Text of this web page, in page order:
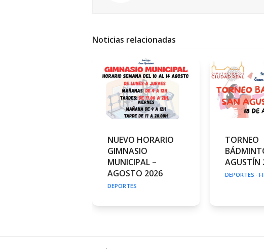
Noticias relacionadas
NUEVO HORARIO
GIMNASIO
MUNICIPAL –
AGOSTO 2026
DEPORTES
TORNEO
AGUSTÍN
DEPORTES ·